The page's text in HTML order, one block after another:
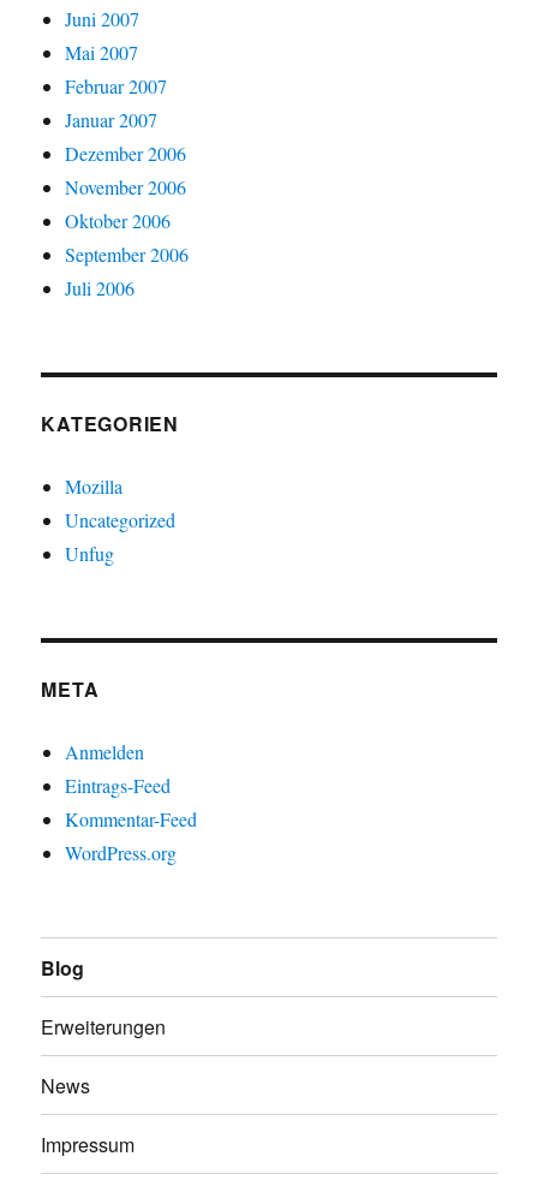
Juni 2007
Mai 2007
Februar 2007
Januar 2007
Dezember 2006
November 2006
Oktober 2006
September 2006
Juli 2006
KATEGORIEN
Mozilla
Uncategorized
Unfug
META
Anmelden
Eintrags-Feed
Kommentar-Feed
WordPress.org
Blog
Erweiterungen
News
Impressum